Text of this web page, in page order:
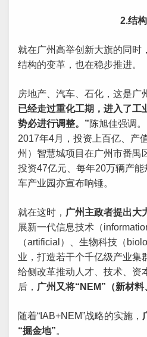
2.结构
就在广州高举创新大旗的同时
结构的变革，也在稳步推进。
房地产、汽车、石化，这是广
已经走过重化工期，进入了工
势必进行调整。”陈旭佳强调。
2017年4月，投资上百亿、产
州）智慧城项目在广州市番禺
投资47亿元、每年20万辆产
车产业园亦宣布响锤。
就在这时， 广州主政者提出大
展新一代信息技术（
（artificial）、生物科技（
业，打造若干个千亿级产业集
给侧改革推动人才、技术、资
后， 广州又将“NEM”（新材
随着“IAB+NEM”战略的实施，
“掘金地”。